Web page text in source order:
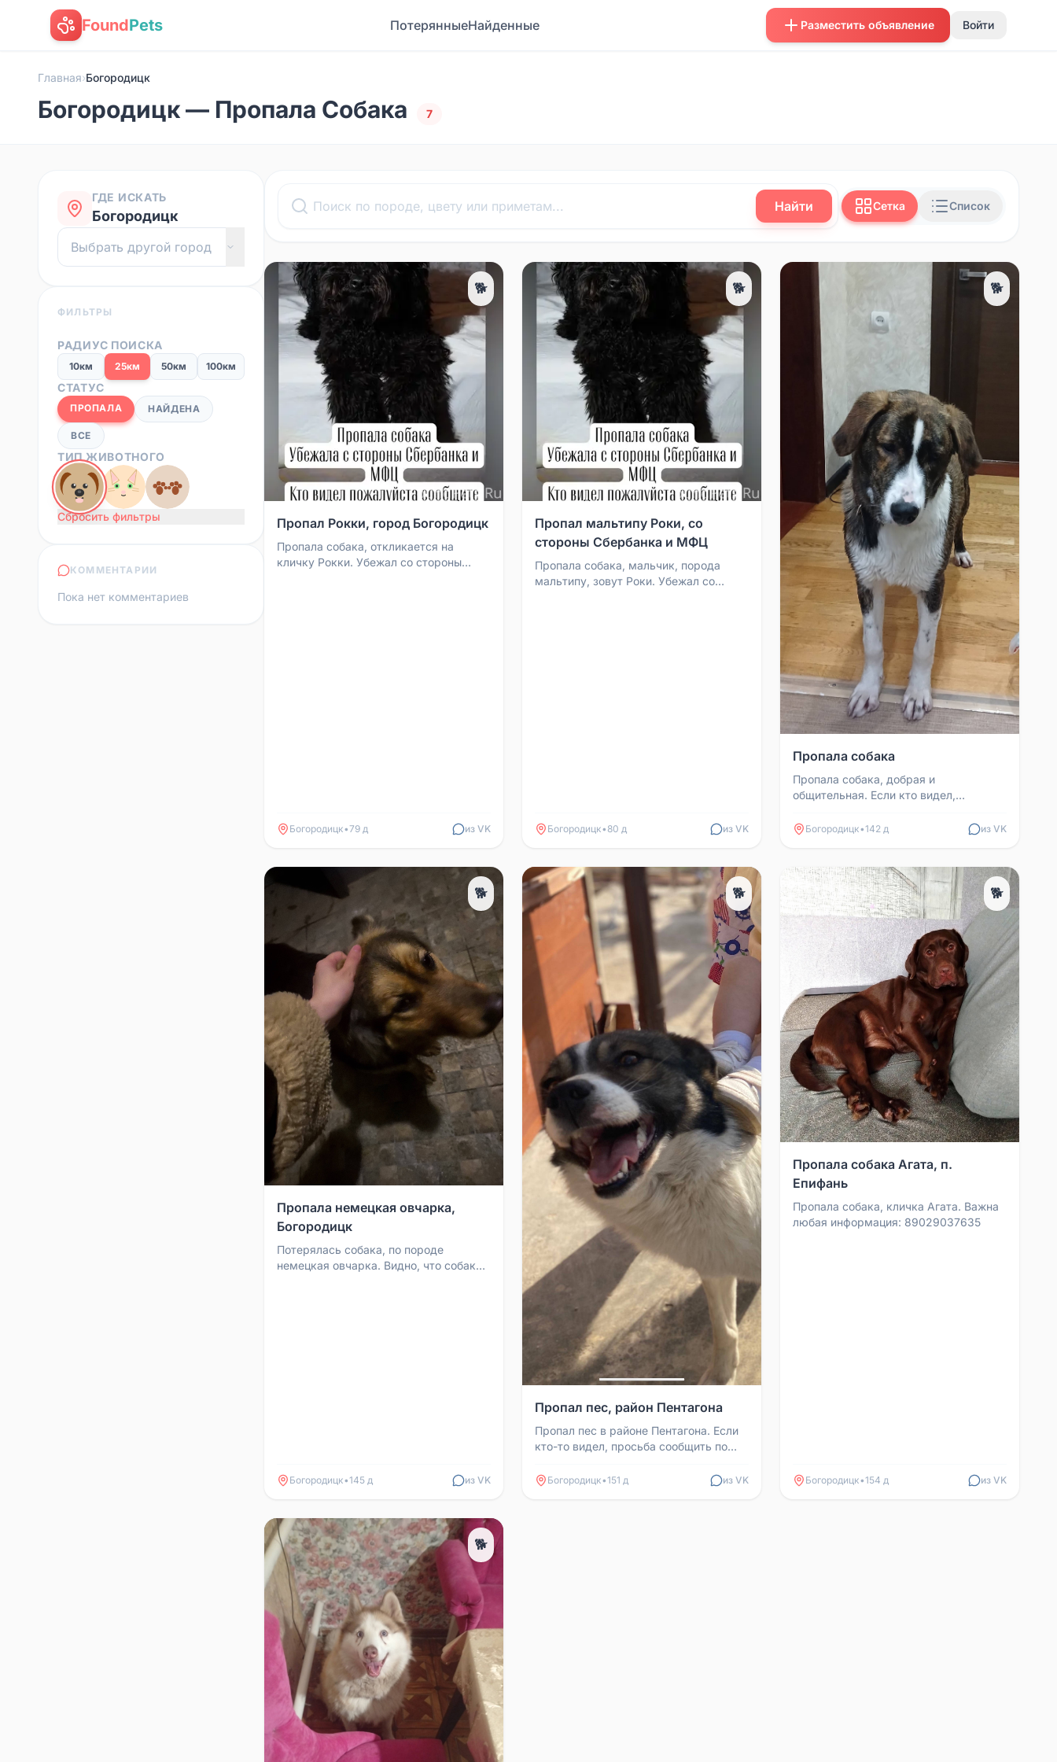
FoundPets ПотерянныеНайденные Разместить объявление Войти
Главная›Богородицк
Богородицк — Пропала Собака 7
ГДЕ ИСКАТЬ
Богородицк
ФИЛЬТРЫ
РАДИУС ПОИСКА
10км 25км 50км 100км
СТАТУС
ПРОПАЛА НАЙДЕНА
ВСЕ
ТИП ЖИВОТНОГО
Сбросить фильтры
КОММЕНТАРИИ
Пока нет комментариев
Найти Сетка Список
🐕
Пропал Рокки, город Богородицк
Пропала собака, откликается на
кличку Рокки. Убежал со стороны
Богородицк•79 д из VK
🐕
Пропал мальтипу Роки, со
стороны Сбербанка и МФЦ
Пропала собака, мальчик, порода
мальтипу, зовут Роки. Убежал со
Богородицк• 80 д из VK
🐕
Пропала собака
Пропала собака, добрая и
общительная. Если кто видел,
Богородицк•142 д из VK
🐕
Пропала немецкая овчарка,
Богородицк
Потерялась собака, по породе
немецкая овчарка. Видно, что собака
Богородицк•145 д из VK
🐕
Пропал пес, район Пентагона
Пропал пес в районе Пентагона. Если
кто-то видел, просьба сообщить по
Богородицк•151 д из VK
🐕
Пропала собака Агата, п.
Епифань
Пропала собака, кличка Агата. Важна
любая информация: 89029037635
Богородицк•154 д из VK
🐕